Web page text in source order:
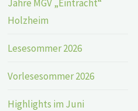
Jahre MGV „Eintracht“
Holzheim
Lesesommer 2026
Vorlesesommer 2026
Highlights im Juni